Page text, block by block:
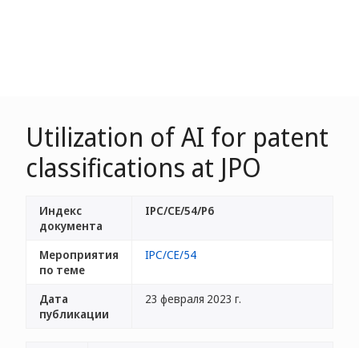
Utilization of AI for patent
classifications at JPO
Индекс
документа
IPC/CE/54/P6
Мероприятия
по теме
IPC/CE/54
Дата
публикации
23 февраля 2023 г.